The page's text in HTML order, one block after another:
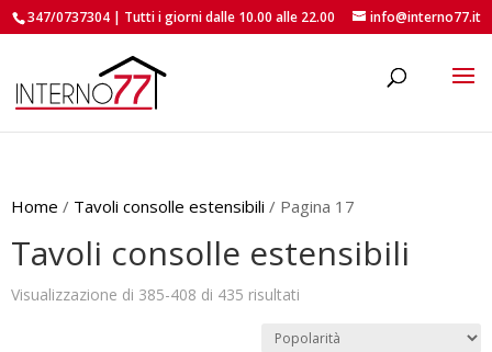
347/0737304 | Tutti i giorni dalle 10.00 alle 22.00 info@interno77.it
Home / Tavoli consolle estensibili / Pagina 17
Tavoli consolle estensibili
Visualizzazione di 385-408 di 435 risultati